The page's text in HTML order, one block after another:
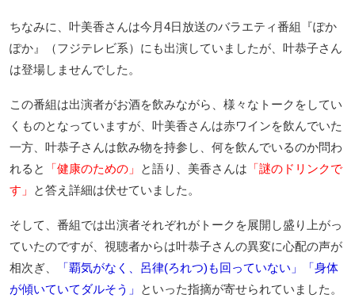
ちなみに、叶美香さんは今月4日放送のバラエティ番組『ぽか
ぽか』（フジテレビ系）にも出演していましたが、叶恭子さん
は登場しませんでした。
この番組は出演者がお酒を飲みながら、様々なトークをしてい
くものとなっていますが、叶美香さんは赤ワインを飲んでいた
一方、叶恭子さんは飲み物を持参し、何を飲んでいるのか問わ
れると
「健康のための」 と語り、美香さんは 「謎のドリンクで
す」
と答え詳細は伏せていました。
そして、番組では出演者それぞれがトークを展開し盛り上がっ
ていたのですが、視聴者からは叶恭子さんの異変に心配の声が
相次ぎ、
「覇気がなく、呂律(ろれつ)も回っていない」「身体
が傾いていてダルそう」
といった指摘が寄せられていました。